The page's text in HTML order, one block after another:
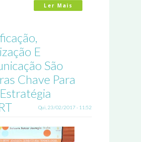
Ler Mais
E
São
Chave Para
Qui, 23/02/2017 - 11:52